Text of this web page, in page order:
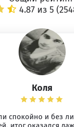
4.87 из 5 (
Коля
спокойно и без